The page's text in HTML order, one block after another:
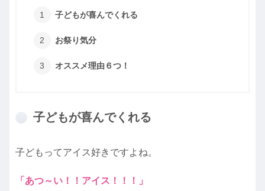
子どもが喜んでくれる
お祭り気分
オススメ理由６つ！
子どもが喜んでくれる
子どもってアイス好きですよね。
「あつ～い！！アイス！！！」